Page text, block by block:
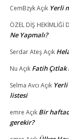
CemBzykAçık Yerli
ÖZEL DİŞ HEKİMLİĞİ
Ne Yapmalı?
Serdar AteşAçık
Nu Açık Fatih Çıtlak
Selma Avcı Açık
listesi
emre Açık Bir
gerekir?